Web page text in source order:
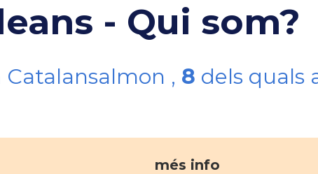
- Qui som?
Catalansalmon , 8 dels quals
més info